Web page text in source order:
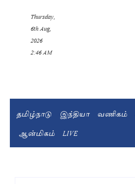
Thursday,
6th Aug,
2026
2:46 AM
தமிழ்நாடு இந்தியா வணிகம்
ஆன்மிகம்
LIVE